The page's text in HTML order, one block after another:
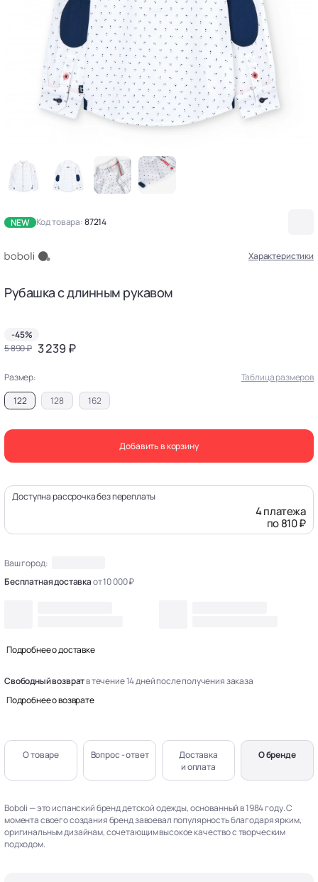
NEW Код товара:87214
Характеристики
Рубашка с длинным рукавом
-45%
5 890 ₽ 3 239 ₽
Размер:
Таблица размеров
122
128 162
Добавить в корзину
Доступна рассрочка без переплаты
4 платежа
по 810 ₽
Ваш город:
Бесплатная доставкаот 10 000 ₽
Подробнее о доставке
Свободный возвратв течение 14 дней после получения заказа
Подробнее о возврате
О товаре Вопрос - ответ
Доставка
и оплата
О бренде
Boboli — это испанский бренд детской одежды, основанный в 1984 году. С
момента своего создания бренд завоевал популярность благодаря ярким,
оригинальным дизайнам, сочетающим высокое качество с творческим
подходом.